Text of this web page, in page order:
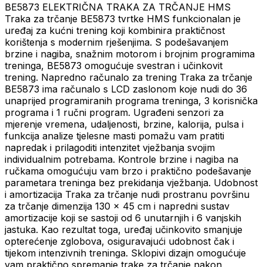
BE5873 ELEKTRIČNA TRAKA ZA TRČANJE HMS
Traka za trčanje BE5873 tvrtke HMS funkcionalan je
uređaj za kućni trening koji kombinira praktičnost
korištenja s modernim rješenjima. S podešavanjem
brzine i nagiba, snažnim motorom i brojnim programima
treninga, BE5873 omogućuje svestran i učinkovit
trening. Napredno računalo za trening Traka za trčanje
BE5873 ima računalo s LCD zaslonom koje nudi do 36
unaprijed programiranih programa treninga, 3 korisnička
programa i 1 ručni program. Ugrađeni senzori za
mjerenje vremena, udaljenosti, brzine, kalorija, pulsa i
funkcija analize tjelesne masti pomažu vam pratiti
napredak i prilagoditi intenzitet vježbanja svojim
individualnim potrebama. Kontrole brzine i nagiba na
ručkama omogućuju vam brzo i praktično podešavanje
parametara treninga bez prekidanja vježbanja. Udobnost
i amortizacija Traka za trčanje nudi prostranu površinu
za trčanje dimenzija 130 x 45 cm i napredni sustav
amortizacije koji se sastoji od 6 unutarnjih i 6 vanjskih
jastuka. Kao rezultat toga, uređaj učinkovito smanjuje
opterećenje zglobova, osiguravajući udobnost čak i
tijekom intenzivnih treninga. Sklopivi dizajn omogućuje
vam praktično spremanje trake za trčanje nakon